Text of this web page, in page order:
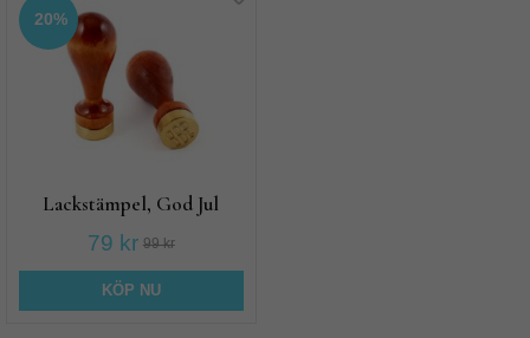
20%
Lackstämpel, God Jul
79 kr 99 kr
KÖP NU